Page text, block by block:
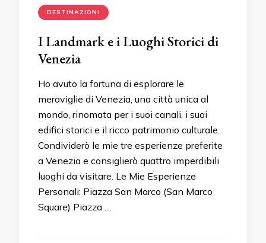
DESTINAZIONI
I Landmark e i Luoghi Storici di
Venezia
Ho avuto la fortuna di esplorare le
meraviglie di Venezia, una città unica al
mondo, rinomata per i suoi canali, i suoi
edifici storici e il ricco patrimonio culturale.
Condividerò le mie tre esperienze preferite
a Venezia e consiglierò quattro imperdibili
luoghi da visitare. Le Mie Esperienze
Personali: Piazza San Marco (San Marco
Square) Piazza …